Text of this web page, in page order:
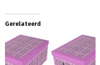
Gerelateerd